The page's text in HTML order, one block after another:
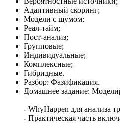
Адаптивный скоринг;
Модели с шумом;
Реал-тайм;
Пост-анализ;
Групповые;
Индивидуальные;
Комплексные;
Гибридные.
Разбор: Фазификация.
Домашнее задание:
- WhyHappen для анализа
- Практическая часть